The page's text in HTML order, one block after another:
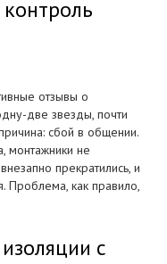
отзывы о
две звезды, почти
сбой в общении.
монтажники не
прекратились, и
Проблема, как правило,
с